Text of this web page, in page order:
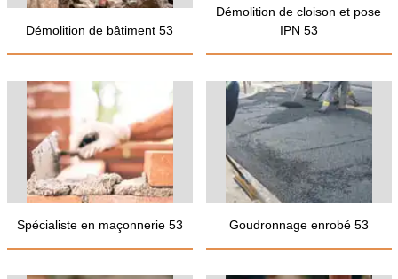
Démolition de bâtiment 53
Démolition de cloison et pose
IPN 53
Spécialiste en maçonnerie 53 Goudronnage enrobé 53